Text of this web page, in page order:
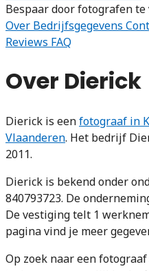
Bespaar door fotografen
Over Bedrijfsgegevens
Reviews FAQ
Over Dierick
Dierick is eenfotograaf in
Vlaanderen. Het bedrijf
2011.
Dierick is bekend onder
840793723. De
De vestiging telt 1
pagina vind je meer
Op zoek naar een